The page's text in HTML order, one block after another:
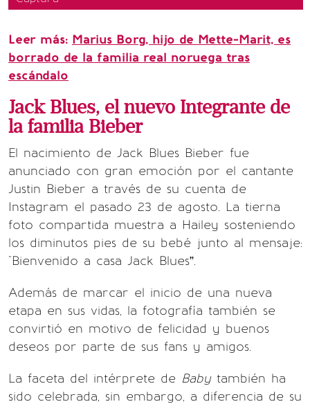
Leer más: Marius Borg, hijo de Mette-Marit, es
borrado de la familia real noruega tras
escándalo
Jack Blues, el nuevo Integrante de
la familia Bieber
El nacimiento de Jack Blues Bieber fue
anunciado con gran emoción por el cantante
Justin Bieber a través de su cuenta de
Instagram el pasado 23 de agosto. La tierna
foto compartida muestra a Hailey sosteniendo
los diminutos pies de su bebé junto al mensaje:
"Bienvenido a casa Jack Blues”.
Además de marcar el inicio de una nueva
etapa en sus vidas, la fotografía también se
convirtió en motivo de felicidad y buenos
deseos por parte de sus fans y amigos.
La faceta del intérprete de Baby también ha
sido celebrada, sin embargo, a diferencia de su